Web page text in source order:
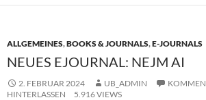
ALLGEMEINES,BOOKS & JOURNALS,E-JOURNALS
NEUES EJOURNAL: NEJM AI
2. FEBRUAR 2024 UB_ADMIN
HINTERLASSEN
5.916 VIEWS